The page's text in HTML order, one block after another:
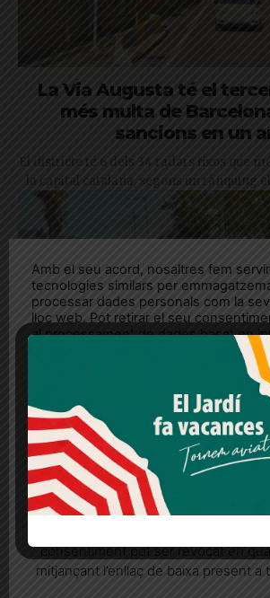
La Via Augusta té el
més multa de
sancions en un
El districte té 6 dels 34 radars fixos que
la capital catalana, segons un rànquing
La bicicletada pels Túnels
es trasllada a la muntanya:
reivindiquem
viabilitat de la galeria de serveis dels
han acatat finalment la
Amb el seu acord, nosaltres fem
tecnologies similars per
processar dades personals com la
lloc web. Pot retirar el seu
al processament de dades basat en
legítims en qualsevol moment fent
cookies" o a la nostra Política de
lloc web. Si cliques "acceptar" dones
Més informació Acceptar
Quan l’usuari crea un compte al Diari
seu consentiment explícit per rebre
consentiment pot ser revocat en
mitjançant l’enllaç de baixa present